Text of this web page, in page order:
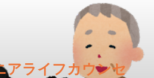
アライフカウンセ